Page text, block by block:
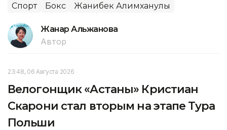
Спорт Бокс Жанибек Алимханулы
Жанар Альжанова
Автор
23:48, 06 Августа 2026
Велогонщик «Астаны» Кристиан
Скарони стал вторым на этапе Тура
Польши